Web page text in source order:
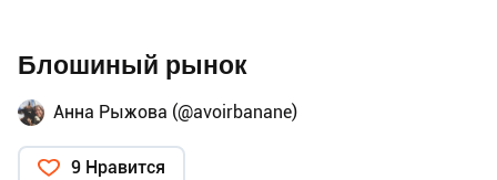
Блошиный рынок
Анна Рыжова (@avoirbanane)
9 Нравится